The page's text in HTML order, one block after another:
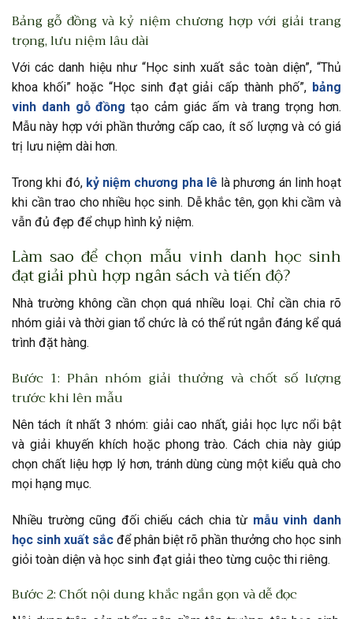
Bảng gỗ đồng và kỷ niệm chương hợp với giải trang
trọng, lưu niệm lâu dài
Với các danh hiệu như “Học sinh xuất sắc toàn diện”, “Thủ
khoa khối” hoặc “Học sinh đạt giải cấp thành phố”, bảng
vinh danh gỗ đồng tạo cảm giác ấm và trang trọng hơn.
Mẫu này hợp với phần thưởng cấp cao, ít số lượng và có giá
trị lưu niệm dài hơn.
Trong khi đó, kỷ niệm chương pha lê là phương án linh hoạt
khi cần trao cho nhiều học sinh. Dễ khắc tên, gọn khi cầm và
vẫn đủ đẹp để chụp hình kỷ niệm.
Làm sao để chọn mẫu vinh danh học sinh
đạt giải phù hợp ngân sách và tiến độ?
Nhà trường không cần chọn quá nhiều loại. Chỉ cần chia rõ
nhóm giải và thời gian tổ chức là có thể rút ngắn đáng kể quá
trình đặt hàng.
Bước 1: Phân nhóm giải thưởng và chốt số lượng
trước khi lên mẫu
Nên tách ít nhất 3 nhóm: giải cao nhất, giải học lực nổi bật
và giải khuyến khích hoặc phong trào. Cách chia này giúp
chọn chất liệu hợp lý hơn, tránh dùng cùng một kiểu quà cho
mọi hạng mục.
Nhiều trường cũng đối chiếu cách chia từ mẫu vinh danh
học sinh xuất sắc để phân biệt rõ phần thưởng cho học sinh
giỏi toàn diện và học sinh đạt giải theo từng cuộc thi riêng.
Bước 2: Chốt nội dung khắc ngắn gọn và dễ đọc